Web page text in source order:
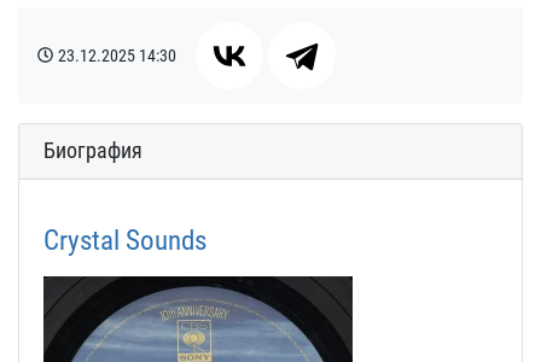
23.12.2025 14:30
Биография
Crystal Sounds